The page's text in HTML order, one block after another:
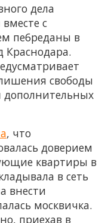
дела
с
пе6реданы в
Краснодара.
свободы
дополнительных
, что
доверием
квартиры в
в сеть
внести
москвичка.
приехав в